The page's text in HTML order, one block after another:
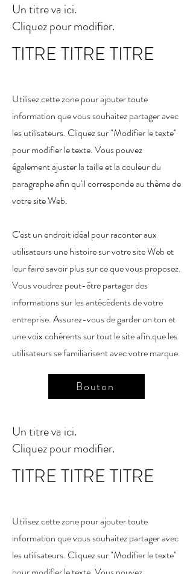
Un titre va ici.
Cliquez pour modifier.
TITRE TITRE TITRE
Utilisez cette zone pour ajouter toute
information que vous souhaitez partager avec
les utilisateurs. Cliquez sur "Modifier le texte"
pour modifier le texte. Vous pouvez
également ajuster la taille et la couleur du
paragraphe afin qu'il corresponde au thème de
votre site Web.
C'est un endroit idéal pour raconter aux
utilisateurs une histoire sur votre site Web et
leur faire savoir plus sur ce que vous proposez.
Vous voudrez peut-être partager des
informations sur les antécédents de votre
entreprise. Assurez-vous de garder un ton et
une voix cohérents sur tout le site afin que les
utilisateurs se familiarisent avec votre marque.
Bouton
Un titre va ici.
Cliquez pour modifier.
TITRE TITRE TITRE
Utilisez cette zone pour ajouter toute
information que vous souhaitez partager avec
les utilisateurs. Cliquez sur "Modifier le texte"